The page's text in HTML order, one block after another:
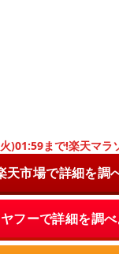
)01:59まで!楽天マラ
天市場で詳細を調
ヤフーで詳細を調べ